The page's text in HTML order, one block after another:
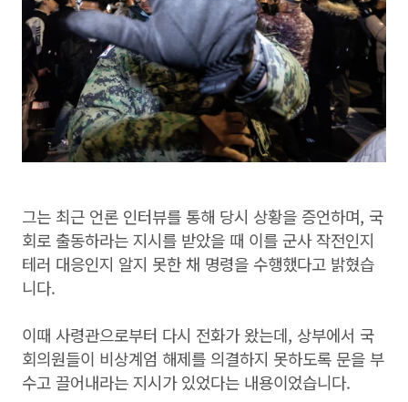
그는 최근 언론 인터뷰를 통해 당시 상황을 증언하며, 국
회로 출동하라는 지시를 받았을 때 이를 군사 작전인지
테러 대응인지 알지 못한 채 명령을 수행했다고 밝혔습
니다.
이때 사령관으로부터 다시 전화가 왔는데, 상부에서 국
회의원들이 비상계엄 해제를 의결하지 못하도록 문을 부
수고 끌어내라는 지시가 있었다는 내용이었습니다.